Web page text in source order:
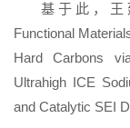
基于此，王
Functional
Hard Carbons
Ultrahigh ICE
and Catalytic SEI